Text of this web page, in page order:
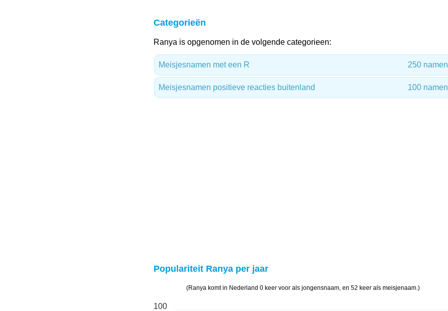
Categorieën
Ranya is opgenomen in de volgende categorieen:
Meisjesnamen met een R 250 namen
Meisjesnamen positieve reacties buitenland 100 namen
Populariteit Ranya per jaar
(Ranya komt in Nederland 0 keer voor als jongensnaam, en 52 keer als meisjenaam.)
100